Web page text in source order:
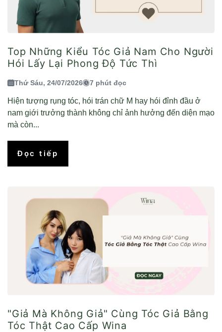
Top Những Kiểu Tóc Giả Nam Cho Người
Hói Lấy Lại Phong Độ Tức Thì
Thứ Sáu, 24/07/2026 7 phút đọc
Hiện tượng rụng tóc, hói trán chữ M hay hói đỉnh đầu ở
nam giới trưởng thành không chỉ ảnh hưởng đến diện mạo
mà còn...
Đọc tiếp
"Giả Mà Không Giả" Cùng Tóc Giả Bằng
Tóc Thật Cao Cấp Wina